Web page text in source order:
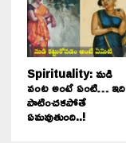
Spirituality: మడి
వంట అంటే ఏంటి… ఇది
పాటించకపోతే
ఏమవుతుంది..!